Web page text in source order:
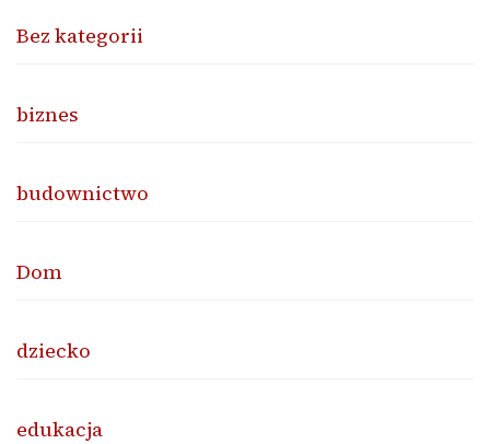
Bez kategorii
biznes
budownictwo
Dom
dziecko
edukacja